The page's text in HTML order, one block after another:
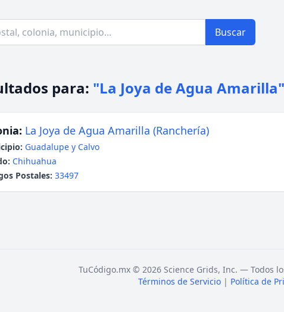
Buscar
para: "La Joya de Agua Amarilla"
La Joya de Agua Amarilla (Ranchería)
Guadalupe y Calvo
Chihuahua
Postales: 33497
TuCódigo.mx © 2026 Science Grids, Inc. — Todos
Términos de Servicio | Política de